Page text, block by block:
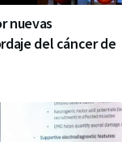
nuevas
del cáncer de